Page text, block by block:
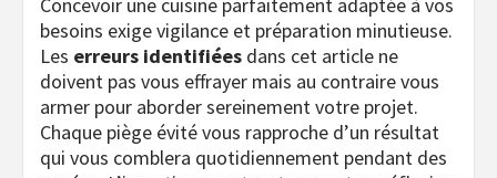
Concevoir une cuisine parfaitement adaptée à vos
besoins exige vigilance et préparation minutieuse.
Les erreurs identifiées dans cet article ne
doivent pas vous effrayer mais au contraire vous
armer pour aborder sereinement votre projet.
Chaque piège évité vous rapproche d’un résultat
qui vous comblera quotidiennement pendant des